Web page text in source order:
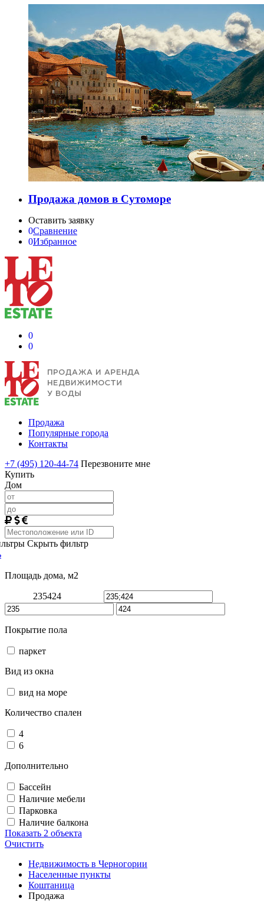
Продажа домов в Сутоморе
Оставить заявку
0Сравнение
0Избранное
0
0
Продажа
Популярные города
Контакты
+7 (495) 120-44-74 Перезвоните мне
Купить
Дом
Скрыть фильтр
Площадь дома, м2
235424
Покрытие пола
паркет
Вид из окна
вид на море
Количество спален
4
6
Дополнительно
Бассейн
Наличие мебели
Парковка
Наличие балкона
Показать 2 объекта
Очистить
Недвижимость в Черногории
Населенные пункты
Коштаница
Продажа